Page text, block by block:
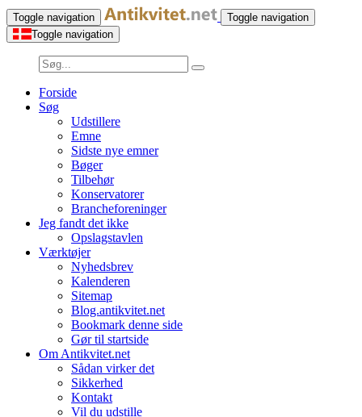
Toggle navigation
Toggle navigation
Toggle navigation
Forside
Søg
Udstillere
Emne
Sidste nye emner
Bøger
Tilbehør
Konservatorer
Brancheforeninger
Jeg fandt det ikke
Opslagstavlen
Værktøjer
Nyhedsbrev
Kalenderen
Sitemap
Blog.antikvitet.net
Bookmark denne side
Gør til startside
Om Antikvitet.net
Sådan virker det
Sikkerhed
Kontakt
Vil du udstille